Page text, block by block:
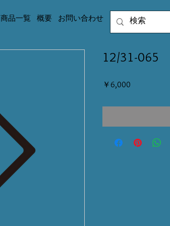
商品一覧 概要 お問い合わせ
12/31-065
￥6,000